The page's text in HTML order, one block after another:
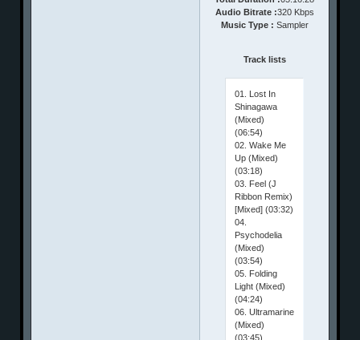
Audio Bitrate :320 Kbps
Music Type : Sampler
Track lists
01. Lost In
Shinagawa
(Mixed)
(06:54)
02. Wake Me
Up (Mixed)
(03:18)
03. Feel (J
Ribbon Remix)
[Mixed] (03:32)
04.
Psychodelia
(Mixed)
(03:54)
05. Folding
Light (Mixed)
(04:24)
06. Ultramarine
(Mixed)
(03:45)